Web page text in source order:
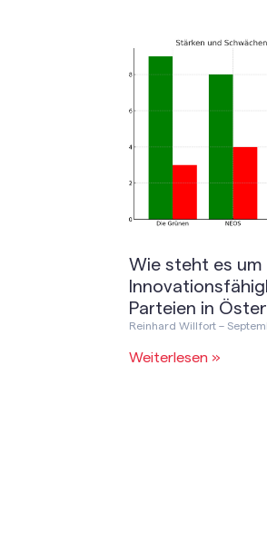
Wie steht es um
Parteien in
Reinhard Willfort
Weiterlesen »